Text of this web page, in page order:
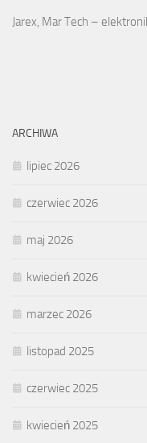
Jarex, Mar Tech –
ARCHIWA
lipiec 2026
czerwiec 2026
maj 2026
kwiecień 2026
marzec 2026
listopad 2025
czerwiec 2025
kwiecień 2025